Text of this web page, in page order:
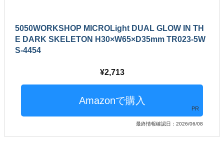
5050WORKSHOP MICROLight DUAL GLOW IN TH
E DARK SKELETON H30×W65×D35mm TR023-5W
S-4454
2,713
PR
最終情報確認日：2026/06/08